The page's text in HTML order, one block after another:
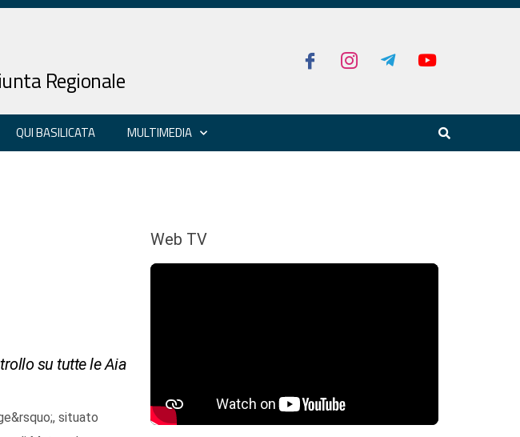
Regionale
QUI BASILICATA MULTIMEDIA
su tutte le Aia
situato
Web TV